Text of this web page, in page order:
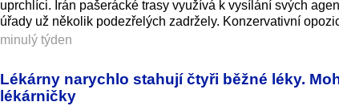
uprchlíci. Írán pašerácké trasy využívá k vysílání svých
úřady už několik podezřelých zadržely. Konzervativní
minulý týden
Lékárny narychlo stahují čtyři běžné léky.
lékárničky